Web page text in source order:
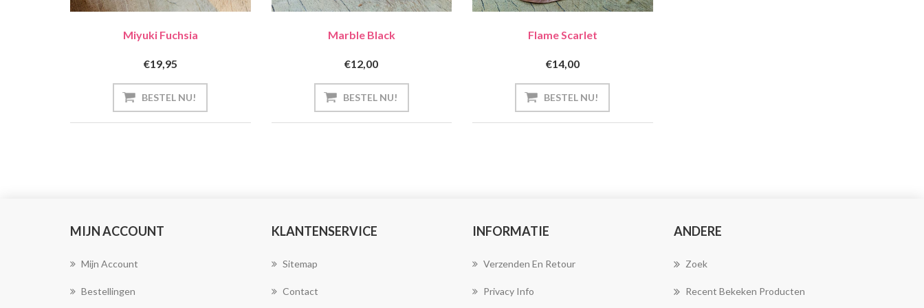
Miyuki Fuchsia
€19,95
Marble Black
€12,00
Flame Scarlet
€14,00
MIJN ACCOUNT
Mijn Account
Bestellingen
KLANTENSERVICE
Sitemap
Contact
INFORMATIE
Verzenden En Retour
Privacy Info
ANDERE
Zoek
Recent Bekeken Producten